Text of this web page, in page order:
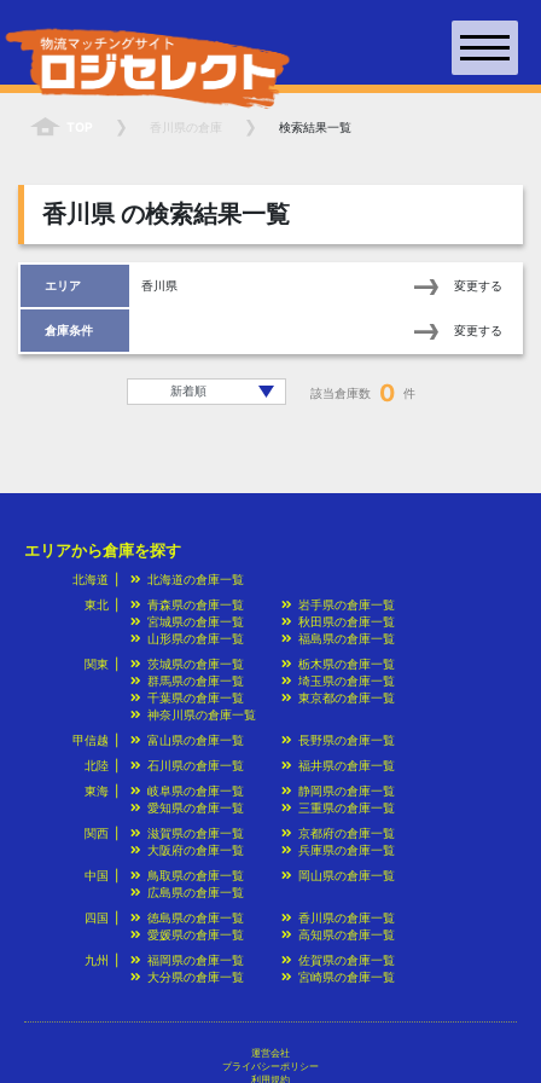
香川県 の倉庫 検索結果一覧
香川県の検索結果一覧
エリア 香川県 変更する
倉庫条件 変更する
該当倉庫数 0 件
エリアから倉庫を探す
北海道
北海道の倉庫一覧
東北
青森県の倉庫一覧
岩手県の倉庫一覧
宮城県の倉庫一覧
秋田県の倉庫一覧
山形県の倉庫一覧
福島県の倉庫一覧
関東
茨城県の倉庫一覧
栃木県の倉庫一覧
群馬県の倉庫一覧
埼玉県の倉庫一覧
千葉県の倉庫一覧
東京都の倉庫一覧
神奈川県の倉庫一覧
甲信越
富山県の倉庫一覧
長野県の倉庫一覧
北陸
石川県の倉庫一覧
福井県の倉庫一覧
東海
岐阜県の倉庫一覧
静岡県の倉庫一覧
愛知県の倉庫一覧
三重県の倉庫一覧
関西
滋賀県の倉庫一覧
京都府の倉庫一覧
大阪府の倉庫一覧
兵庫県の倉庫一覧
中国
鳥取県の倉庫一覧
岡山県の倉庫一覧
広島県の倉庫一覧
四国
徳島県の倉庫一覧
香川県の倉庫一覧
愛媛県の倉庫一覧
高知県の倉庫一覧
九州
福岡県の倉庫一覧
佐賀県の倉庫一覧
大分県の倉庫一覧
宮崎県の倉庫一覧
運営会社
プライバシーポリシー
利用規約